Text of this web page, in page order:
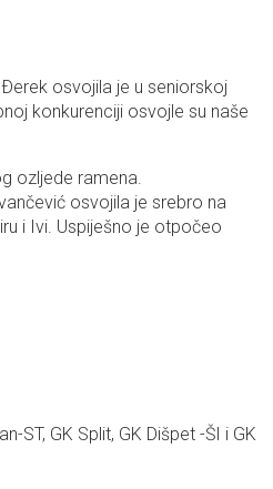
osvojila je u seniorskoj
konkurenciji osvojle su naše
ozljede ramena.
osvojila je srebro na
i Ivi. Uspiješno je otpočeo
ST, GK Split, GK Dišpet -ŠI i GK